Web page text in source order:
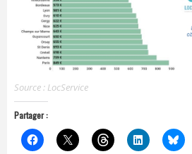
Source : LocService
Partager :